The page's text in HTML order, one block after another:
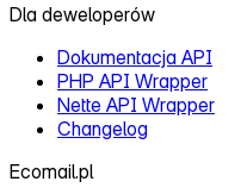
Dla deweloperów
Dokumentacja API
PHP API Wrapper
Nette API Wrapper
Changelog
Ecomail.pl